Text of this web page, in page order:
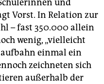
und
Vorst. In Relation zur
– fast 350.000 allein
wenig, „vielleicht
einmal ein
zeichneten sich
außerhalb der